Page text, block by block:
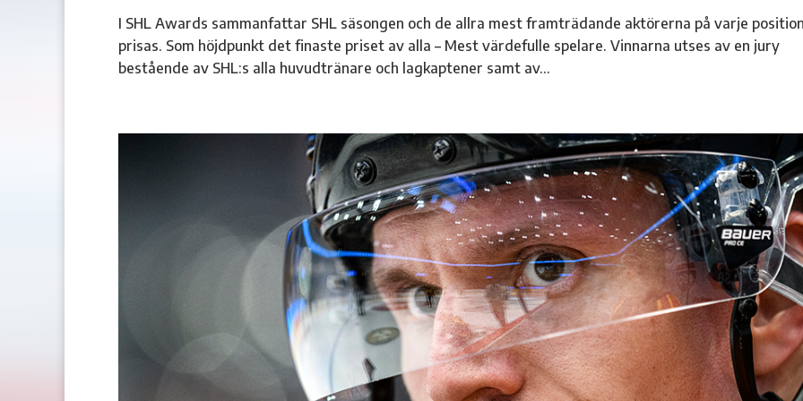
I SHL Awards sammanfattar SHL säsongen och de allra mest framträdande aktörerna på varje
prisas. Som höjdpunkt det finaste priset av alla – Mest värdefulle spelare. Vinnarna utses av en jury
bestående av SHL:s alla huvudtränare och lagkaptener samt av...